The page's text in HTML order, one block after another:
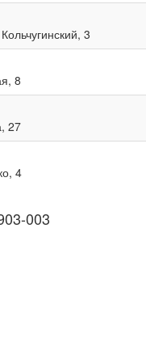
3
8
27
4
003